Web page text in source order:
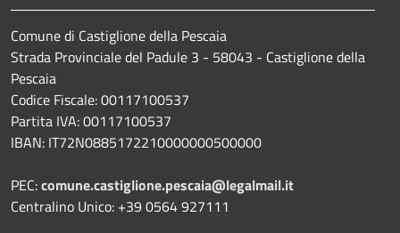
Comune di Castiglione della Pescaia
Strada Provinciale del Padule 3 - 58043 - Castiglione della
Pescaia
Codice Fiscale: 00117100537
Partita IVA: 00117100537
IBAN: IT72N0885172210000000500000
PEC:comune.castiglione.pescaia@legalmail.it
Centralino Unico: +39 0564 927111